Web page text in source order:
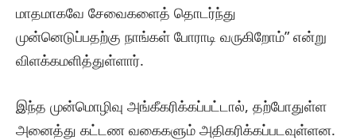
மாதமாகவே சேவைகளைத் தொடர்ந்து
முன்னெடுப்பதற்கு நாங்கள் போராடி வருகிறோம்” என்று
விளக்கமளித்துள்ளார்.
இந்த முன்மொழிவு அங்கீகரிக்கப்பட்டால், தற்போதுள்ள
அனைத்து கட்டண வகைகளும் அதிகரிக்கப்படவுள்ளன.